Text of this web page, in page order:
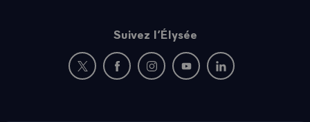
Suivez l’Élysée
Nouvelle fenêtre : rejoignez-nous sur Twitter
Nouvelle fenêtre : rejoignez-nous sur
Nouvelle fenêtre : rejoignez-nous
Nouvelle fenêtre :
Nouvelle fenêtre :